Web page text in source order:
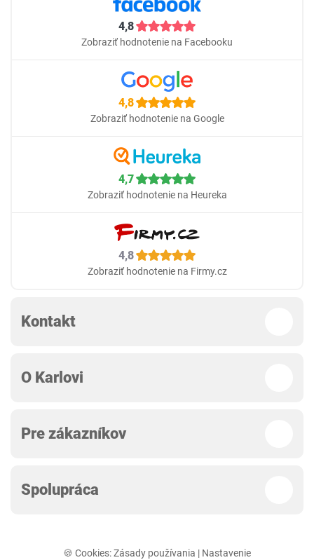
4,8
Zobraziť hodnotenie na Facebooku
4,8
Zobraziť hodnotenie na Google
4,7
Zobraziť hodnotenie na Heureka
4,8
Zobraziť hodnotenie na Firmy.cz
Kontakt
O Karlovi
Pre zákazníkov
Spolupráca
🍪 Cookies:Zásady používania | Nastavenie